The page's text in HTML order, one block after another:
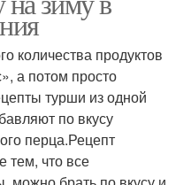
количества продуктов
а потом просто
турши из одной
по вкусу
перца.Рецепт
тем, что все